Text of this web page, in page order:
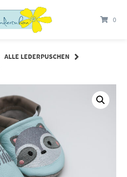
0
ALLE LEDERPUSCHEN